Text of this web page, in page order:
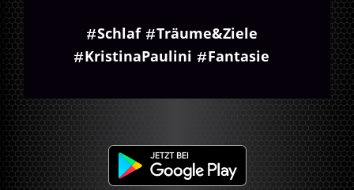
Schlaf
Träume&Ziele
KristinaPaulini
Fantasie